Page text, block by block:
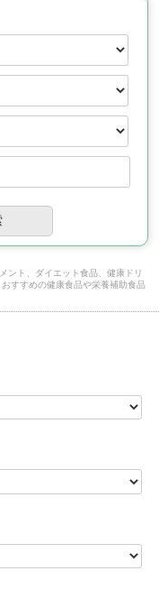
ント、ダイエット食品、健康ドリ
すすめの健康食品や栄養補助食品